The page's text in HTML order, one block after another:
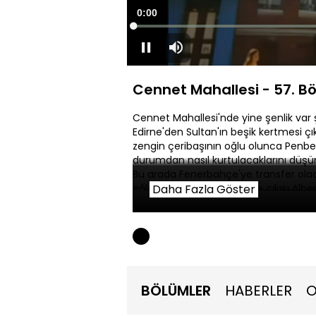
DuraklatSessiz
Süre
0:00
Cennet Mahallesi - 57.
Cennet Mahallesi'nde yine şenlik var
Edirne'den Sultan'ın beşik kertmesi
zengin çeribaşının oğlu olunca
durumdan nasıl kurtulacaklarını
Bu arada Fenerbahçe'ye transfer
eğlenmeye gelir. Meyhane çıkışı
Albertino'nun beş milyon dolara
Albertino'nun kılığına sokar ve
Daha Fazla Göster
BÖLÜMLER HABERLER